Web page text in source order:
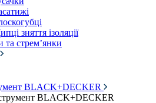
зняття ізоляції
та стрем’янки
BLACK+DECKER
BLACK+DECKER